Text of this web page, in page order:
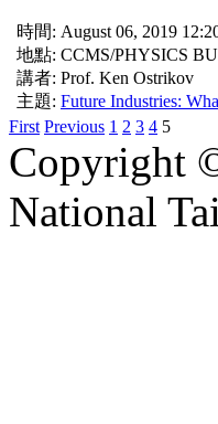
時間: August 06, 2019
地點: CCMS/PHYSICS
講者: Prof. Ken Ostrikov
主題: Future Industries:
First Previous 1 2 3 4 5
Copyright
National